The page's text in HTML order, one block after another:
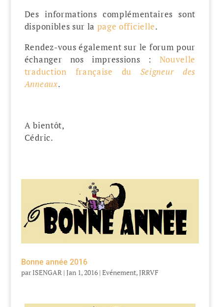
Des informations complémentaires sont
disponibles sur la page officielle.
Rendez-vous également sur le forum pour
échanger nos impressions : Nouvelle
traduction française du Seigneur des
Anneaux.
A bientôt,
Cédric.
Bonne année 2016
parISENGAR| Jan 1, 2016| Evénement,JRRVF